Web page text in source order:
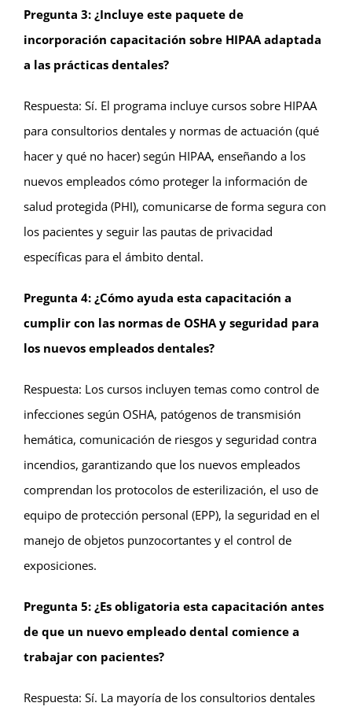
Pregunta 3: ¿Incluye este paquete de
incorporación capacitación sobre HIPAA adaptada
a las prácticas dentales?
Respuesta: Sí. El programa incluye cursos sobre HIPAA
para consultorios dentales y normas de actuación (qué
hacer y qué no hacer) según HIPAA, enseñando a los
nuevos empleados cómo proteger la información de
salud protegida (PHI), comunicarse de forma segura con
los pacientes y seguir las pautas de privacidad
específicas para el ámbito dental.
Pregunta 4: ¿Cómo ayuda esta capacitación a
cumplir con las normas de OSHA y seguridad para
los nuevos empleados dentales?
Respuesta: Los cursos incluyen temas como control de
infecciones según OSHA, patógenos de transmisión
hemática, comunicación de riesgos y seguridad contra
incendios, garantizando que los nuevos empleados
comprendan los protocolos de esterilización, el uso de
equipo de protección personal (EPP), la seguridad en el
manejo de objetos punzocortantes y el control de
exposiciones.
Pregunta 5: ¿Es obligatoria esta capacitación antes
de que un nuevo empleado dental comience a
trabajar con pacientes?
Respuesta: Sí. La mayoría de los consultorios dentales